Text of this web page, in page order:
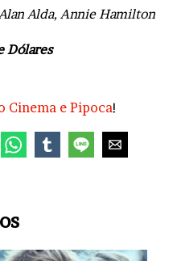
Alda, Annie Hamilton
Dólares
Cinema e Pipoca!